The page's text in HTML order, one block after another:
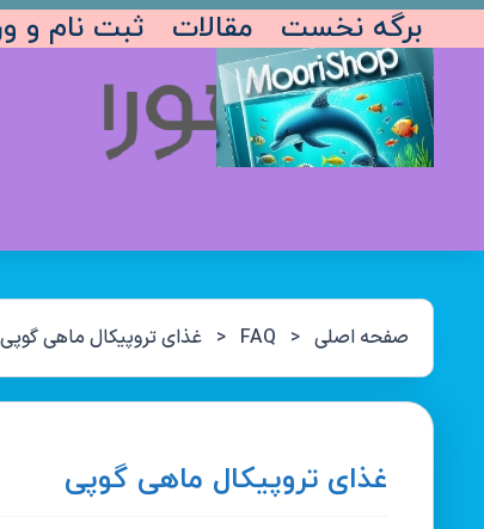
برگه نخست مقالات ثبت نام و
صفحه اصلی <
FAQ
< غذای تروپیکال ماهی گوپی
غذای تروپیکال ماهی گوپی